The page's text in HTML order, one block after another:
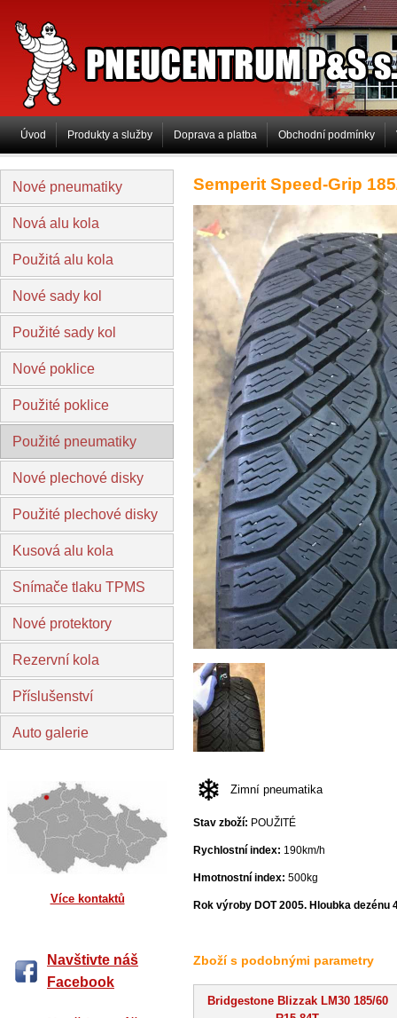
PNEUCENTRUM P&S
Úvod Produkty a služby Doprava a platba Obchodní podmínky
Nové pneumatiky
Nová alu kola
Použitá alu kola
Nové sady kol
Použité sady kol
Nové poklice
Použité poklice
Použité pneumatiky
Nové plechové disky
Použité plechové disky
Kusová alu kola
Snímače tlaku TPMS
Nové protektory
Rezervní kola
Příslušenství
Auto galerie
Více kontaktů
Navštivte náš
Facebook
Semperit Speed-Grip
Zimní pneumatika
Stav zboží: POUŽITÉ
Rychlostní index: 190km/h
Hmotnostní index: 500kg
Rok výroby DOT 2005. Hloubka dezénu
Zboží s podobnými parametry
Bridgestone Blizzak LM30 185/60